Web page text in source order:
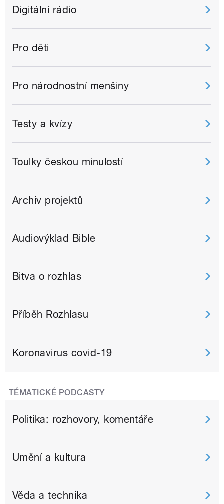
Digitální rádio
Pro děti
Pro národnostní menšiny
Testy a kvízy
Toulky českou minulostí
Archiv projektů
Audiovýklad Bible
Bitva o rozhlas
Příběh Rozhlasu
Koronavirus covid-19
TÉMATICKÉ PODCASTY
Politika: rozhovory, komentáře
Umění a kultura
Věda a technika